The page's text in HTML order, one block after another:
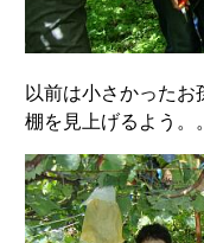
以前は小さかった
棚を見上げるよう。